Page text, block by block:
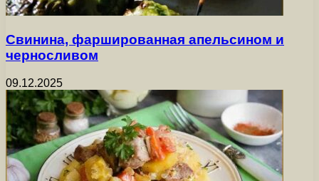
Свинина, фаршированная апельсином и
черносливом
09.12.2025